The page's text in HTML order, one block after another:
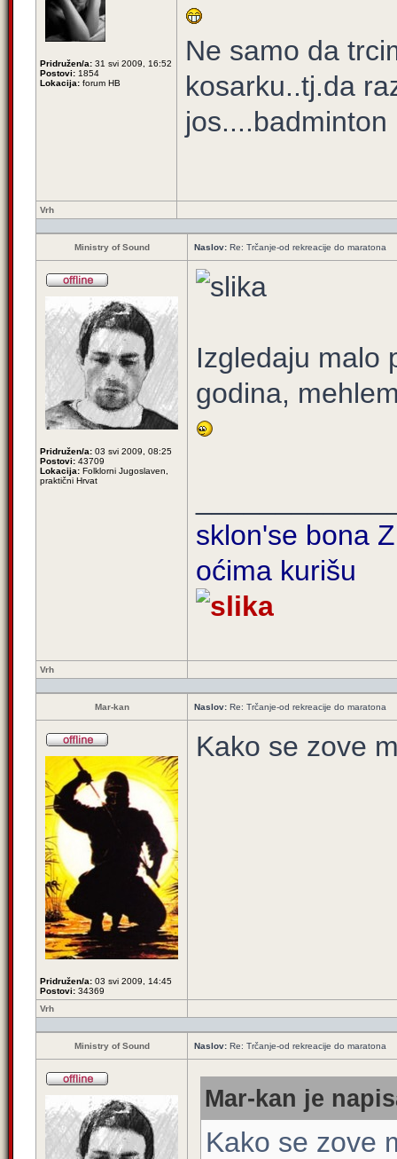
Pridružen/a: 31 svi 2009, 16:52
Postovi: 1854
Lokacija: forum HB
Ne samo da
kosarku..tj.da
Vrh
Ministry of Sound Naslov: Re: Trčanje-od rekreacije do maratona
Pridružen/a: 03 svi 2009, 08:25
Postovi: 43709
Lokacija: Folklorni Jugoslaven,
praktični Hrvat
Izgledaju malo
godina,
sklon'se bona
oćima kurišu
Vrh
Mar-kan Naslov: Re: Trčanje-od rekreacije do maratona
Pridružen/a: 03 svi 2009, 14:45
Postovi: 34369
Kako se zove
Vrh
Ministry of Sound Naslov: Re: Trčanje-od rekreacije do maratona
Mar-kan je
Kako se zove